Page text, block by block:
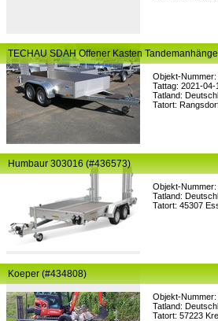
Objekt-Nummer:
Tattag: 2021-04-
Tatland:
Tatort:
TECHAU SDAH Offener Kasten
Objekt-Nummer:
Tatland:
Tatort: 45307
Humbaur 303016 (#436573)
Objekt-Nummer:
Tatland:
Tatort: 57223
Koeper (#434808)